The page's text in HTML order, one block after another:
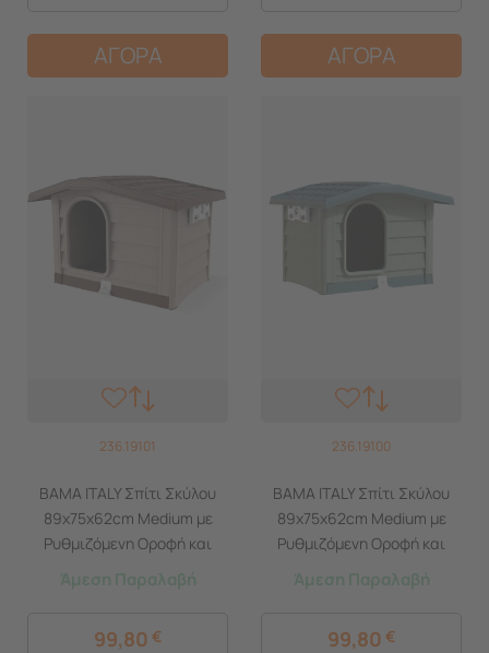
ΑΓΟΡΑ ΑΓΟΡΑ
236.19101
BAMA ITALY Σπίτι Σκύλου
89x75x62cm Medium με
Ρυθμιζόμενη Οροφή και
Πάτωμα 10kg Μπεζ/Καφέ
Άμεση Παραλαβή
99,80 €
236.19100
BAMA ITALY Σπίτι Σκύλου
89x75x62cm Medium με
Ρυθμιζόμενη Οροφή και
Πάτωμα 10kg Πράσινο
Άμεση Παραλαβή
99,80 €